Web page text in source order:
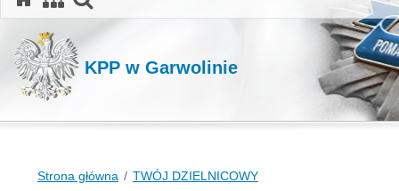
KPP w Garwolinie
Strona główna
TWÓJ DZIELNICOWY